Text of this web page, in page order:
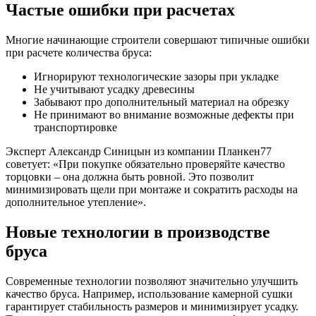
Частые ошибки при расчетах
Многие начинающие строители совершают типичные ошибки
при расчете количества бруса:
Игнорируют технологические зазоры при укладке
Не учитывают усадку древесины
Забывают про дополнительный материал на обрезку
Не принимают во внимание возможные дефекты при
транспортировке
Эксперт Александр Синицын из компании Планкен77
советует: «При покупке обязательно проверяйте качество
торцовки – она должна быть ровной. Это позволит
минимизировать щели при монтаже и сократить расходы на
дополнительное утепление».
Новые технологии в производстве
бруса
Современные технологии позволяют значительно улучшить
качество бруса. Например, использование камерной сушки
гарантирует стабильность размеров и минимизирует усадку.